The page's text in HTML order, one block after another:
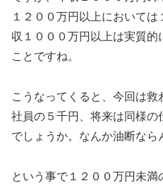
１２００万円以上において
収１０００万円以上は実質的
ことですね。
こうなってくると、今回は
社員の５千円、将来は同様
でしょうか。なんか油断なら
という事で１２００万円未